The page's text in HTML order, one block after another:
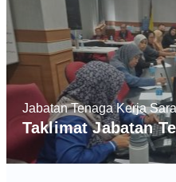
Taklimat Jabatan